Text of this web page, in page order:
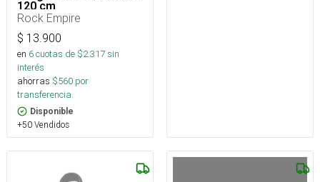
120 cm
Rock Empire
$ 13.900
en 6cuotas de $2.317sin
interés
ahorras $560 por
transferencia.
Disponible
+50 Vendidos